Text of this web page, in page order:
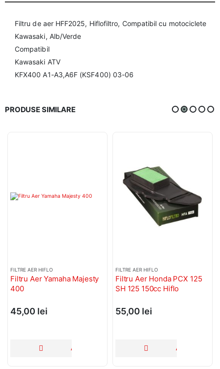
Filtru de aer HFF2025, Hiflofiltro, Compatibil cu motociclete
Kawasaki, Alb/Verde
Compatibil
Kawasaki ATV
KFX400 A1-A3,A6F (KSF400) 03-06
PRODUSE SIMILARE
Majesty
ADAUGĂ ÎN COȘ
Filtru Aer Honda PCX 125
SH 125 150cc Hiflo
ADAUGĂ ÎN COȘ
Filtru Aer